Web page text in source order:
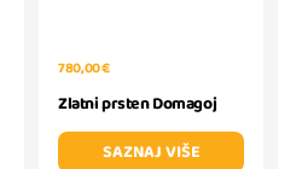
780,00 €
Zlatni prsten Domagoj
SAZNAJ VIŠE